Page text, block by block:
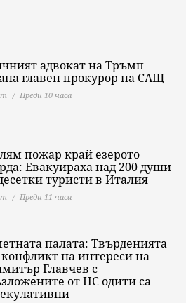
адвокат на Тръмп
главен прокурор на САЩ
Преди 10 часа
пожар край езерото
Евакуираха над 200 души
туристи в Италия
Преди 11 часа
палата: Твърденията
конфликт на интереси на
Главчев с
от НС одити са